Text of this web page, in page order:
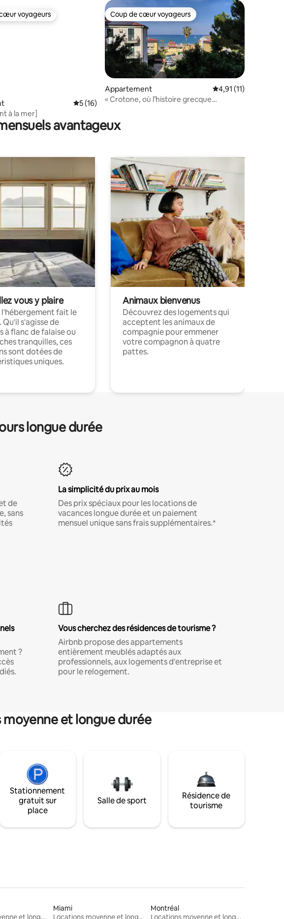
la base de 48 commentaires : 5 sur 5
voyageurs les plus appréciés
voyageurs
Évaluation moyenne sur la base de 16 commentaires : 5 sur 5
5 (16)
à la mer]
Coup de cœur voyageurs
Coup de cœur voyageurs
Appartement Évaluation moyenne
4,91 (11)
« Crotone, où l’histoire grecque
avantageux
vous y plaire
l'hébergement fait le
Qu'il s'agisse de
à flanc de falaise ou
tranquilles, ces
sont dotées de
uniques.
Animaux bienvenus
Découvrez des logements qui
acceptent les animaux de
compagnie pour emmener
votre compagnon à quatre
pattes.
longue durée
de
sans
La simplicité du prix au mois
Des prix spéciaux pour les locations de
vacances longue durée et un paiement
mensuel unique sans frais supplémentaires.*
?
Vous cherchez des résidences de tourisme ?
Airbnb propose des appartements
entièrement meublés adaptés aux
professionnels, aux logements d'entreprise et
pour le relogement.
et longue durée
Stationnement
gratuit sur
place
Salle de sport
Résidence de
tourisme
Locations moyenne et longue durée
Miami
Locations moyenne et longue durée
Montréal
Locations moyenne et longue durée